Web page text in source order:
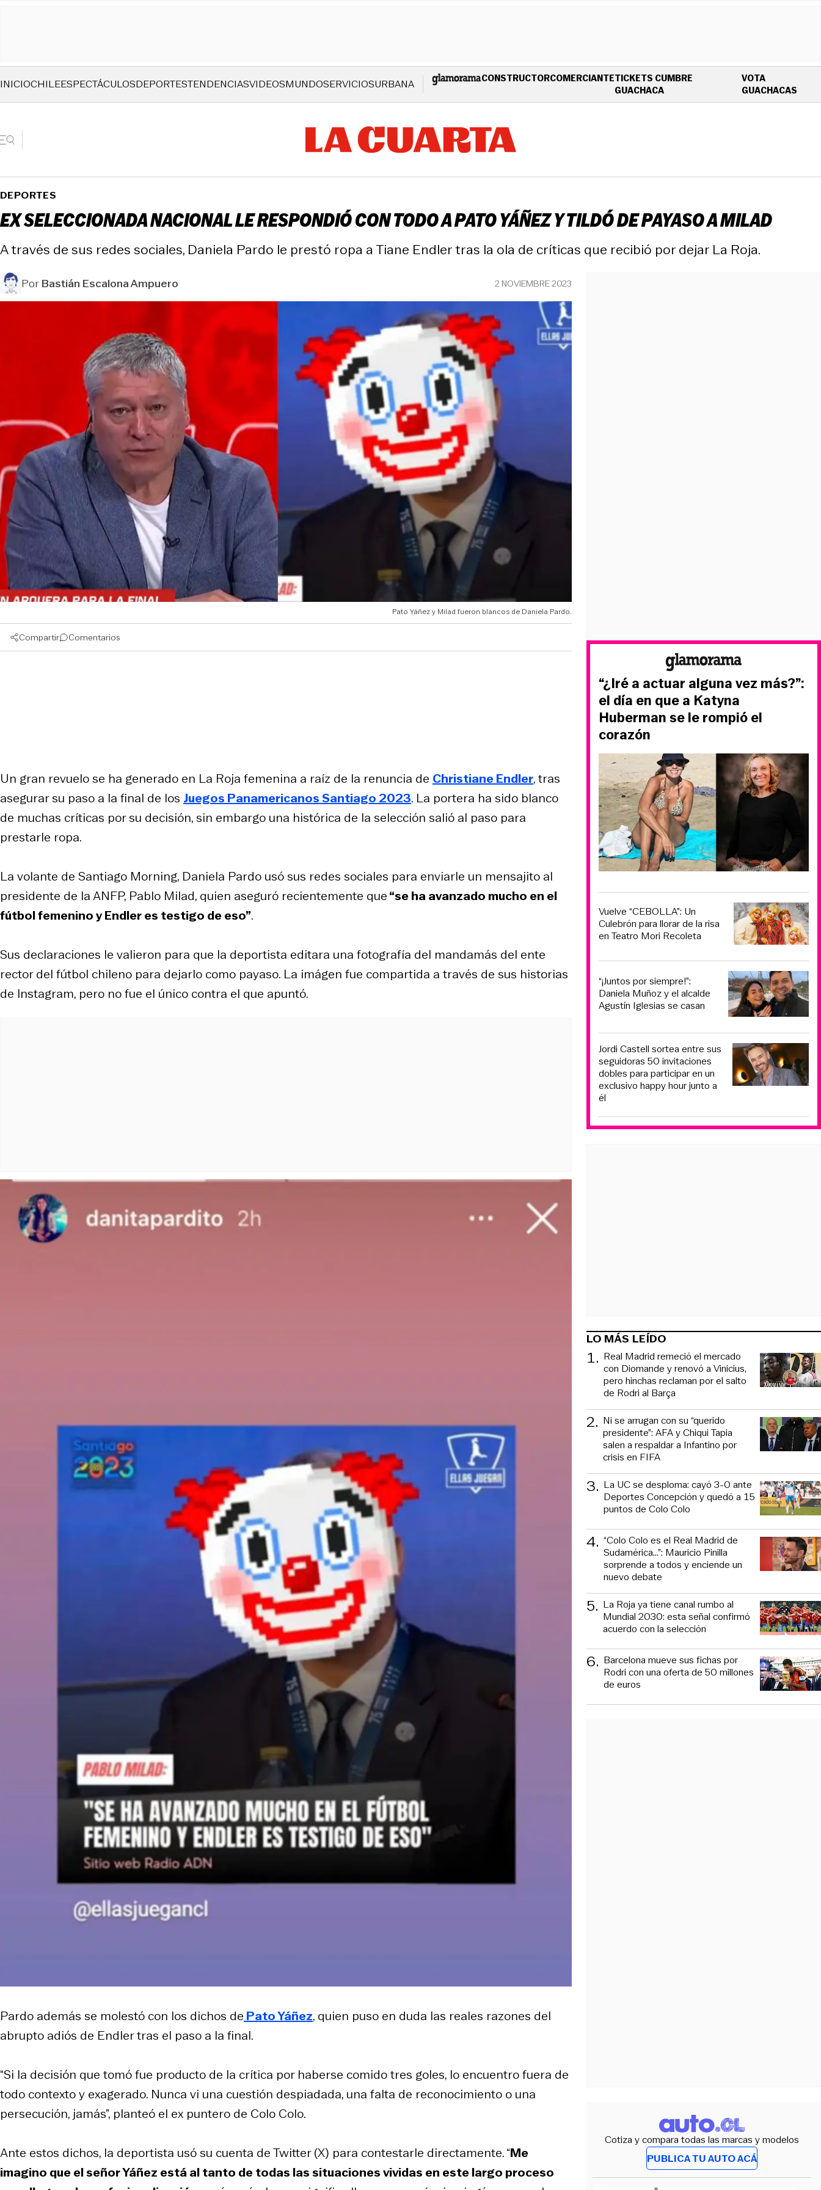
INICIOCHILEESPECTÁCULOSDEPORTESTENDENCIASVIDEOSMUNDOSERVICIOSURBANA CONSTRUCTORCOMERCIANTETICKETS CUMBRE
GUACHACAOPENS IN NEW WINDOW
VOTA
GUACHACAS
DEPORTES
EX SELECCIONADA NACIONAL LE RESPONDIÓ CON TODO A PATO YÁÑEZ Y TILDÓ DE PAYASO A MILAD
A través de sus redes sociales, Daniela Pardo le prestó ropa a Tiane Endler tras la ola de críticas que recibió por dejar La Roja.
PorBastián Escalona Ampuero 2 NOVIEMBRE 2023
Pato Yáñez y Milad fueron blancos de Daniela Pardo.
Compartir Comentarios
Un gran revuelo se ha generado en La Roja femenina a raíz de la renuncia de Christiane Endler, tras
asegurar su paso a la final de los Juegos Panamericanos Santiago 2023. La portera ha sido blanco
de muchas críticas por su decisión, sin embargo una histórica de la selección salió al paso para
prestarle ropa.
La volante de Santiago Morning, Daniela Pardo usó sus redes sociales para enviarle un mensajito al
presidente de la ANFP, Pablo Milad, quien aseguró recientemente que“se ha avanzado mucho en el
fútbol femenino y Endler es testigo de eso”.
Sus declaraciones le valieron para que la deportista editara una fotografía del mandamás del ente
rector del fútbol chileno para dejarlo como payaso. La imágen fue compartida a través de sus historias
de Instagram, pero no fue el único contra el que apuntó.
Pardo además se molestó con los dichos de Pato Yáñez, quien puso en duda las reales razones del
abrupto adiós de Endler tras el paso a la final.
“Si la decisión que tomó fue producto de la crítica por haberse comido tres goles, lo encuentro fuera de
todo contexto y exagerado. Nunca vi una cuestión despiadada, una falta de reconocimiento o una
persecución, jamás”, planteó el ex puntero de Colo Colo.
Ante estos dichos, la deportista usó su cuenta de Twitter (X) para contestarle directamente. “Me
imagino que el señor Yáñez está al tanto de todas las situaciones vividas en este largo proceso
“¿Iré a actuar alguna vez más?”:
el día en que a Katyna
Huberman se le rompió el
corazón
Vuelve “CEBOLLA”: Un
Culebrón para llorar de la risa
en Teatro Mori Recoleta
“¡Juntos por siempre!”:
Daniela Muñoz y el alcalde
Agustín Iglesias se casan
Jordi Castell sortea entre sus
seguidoras 50 invitaciones
dobles para participar en un
exclusivo happy hour junto a
él
LO MÁS LEÍDO
1. Real Madrid remeció el mercado
con Diomande y renovó a Vinicius,
pero hinchas reclaman por el salto
de Rodri al Barça
2. Ni se arrugan con su “querido
presidente”: AFA y Chiqui Tapia
salen a respaldar a Infantino por
crisis en FIFA
3. La UC se desploma: cayó 3-0 ante
Deportes Concepción y quedó a 15
puntos de Colo Colo
4. “Colo Colo es el Real Madrid de
Sudamérica…”: Mauricio Pinilla
sorprende a todos y enciende un
nuevo debate
5. La Roja ya tiene canal rumbo al
Mundial 2030: esta señal confirmó
acuerdo con la selección
6. Barcelona mueve sus fichas por
Rodri con una oferta de 50 millones
de euros
Cotiza y compara todas las marcas y modelos
PUBLICA TU AUTO ACÁ